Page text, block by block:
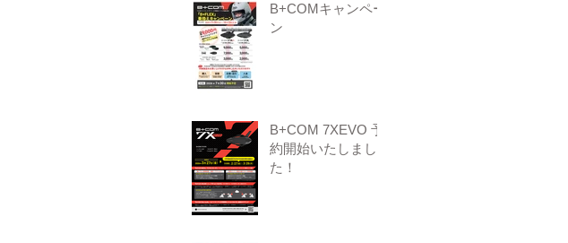
B+COMキャンペー
ン
B+COM 7XEVO 予
約開始いたしまし
た！